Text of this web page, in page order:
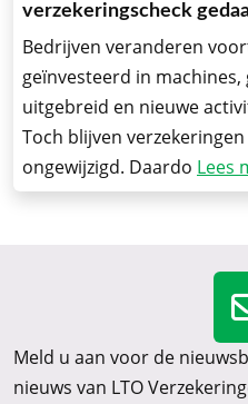
verzekeringscheck
Bedrijven veranderen
geïnvesteerd in
uitgebreid en nieuwe
Toch blijven
ongewijzigd. Daardo Lees
Meld u aan voor de
nieuws van LTO